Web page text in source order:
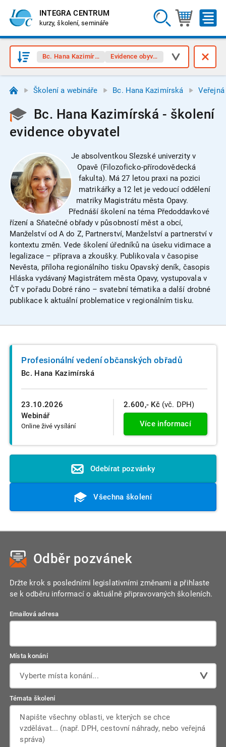
INTEGRA CENTRUM
kurzy, školení, semináře
Bc. Hana Kazimírská Evidence obyvatel
Školení a webináře Bc. Hana Kazimírská
Bc. Hana Kazimírská - školení
evidence obyvatel
Je absolventkou Slezské univerzity v
Opavě (Filozoficko-přírodovědecká
fakulta). Má 27 letou praxi na pozici
matrikářky a 12 let je vedoucí oddělení
matriky Magistrátu města Opavy.
Přednáší školení na téma Předoddavkové
řízení a Sňatečné obřady v působností měst a obcí,
Manželství od A do Z, Partnerství, Manželství a partnerství v
kontextu změn. Vede školení úředníků na úseku vidimace a
legalizace – příprava a zkoušky. Publikovala v časopise
Nevěsta, příloha regionálního tisku Opavský deník, časopis
Hláska vydávaný Magistrátem města Opavy, vystupovala v
ČT v pořadu Dobré ráno – svatební tématika a další drobné
publikace k aktuální problematice v regionálním tisku.
23.10.2026
Webinář
Online živé vysílání
Profesionální vedení občanských obřadů
Bc. Hana Kazimírská
2.600,- Kč (vč. DPH)
Více informací
Odebírat pozvánky
Všechna školení
Odběr pozvánek
Držte krok s posledními legislativními změnami a přihlaste
se k odběru informací o aktuálně připravovaných školeních.
Emailová adresa
Místa konání
Vyberte místa konání...
Témata školení